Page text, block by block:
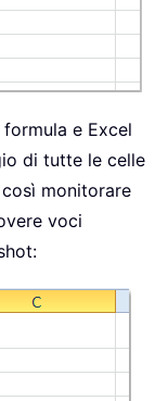
e Excel
di tutte le celle
monitorare
voci